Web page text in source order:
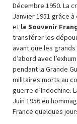
Décembre 1950. La
Janvier 1951 grâce
et le Souvenir
transférer les
avant que les
d’abord avec
pendant la Grande
militaires morts au
guerre d’Indochine.
Juin 1956 en
France quelques